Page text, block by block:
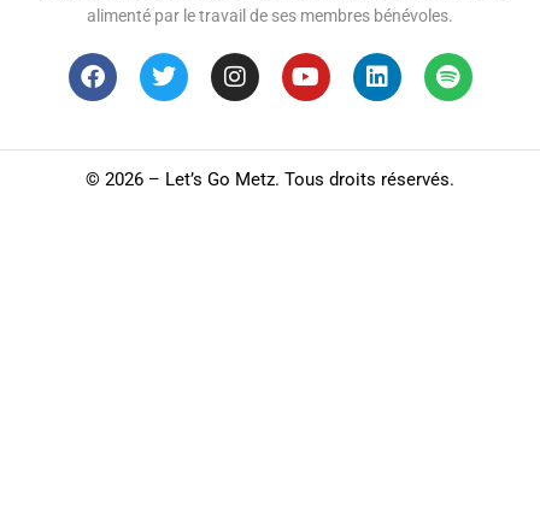
alimenté par le travail de ses membres bénévoles.
© 2026 – Let’s Go Metz. Tous droits réservés.